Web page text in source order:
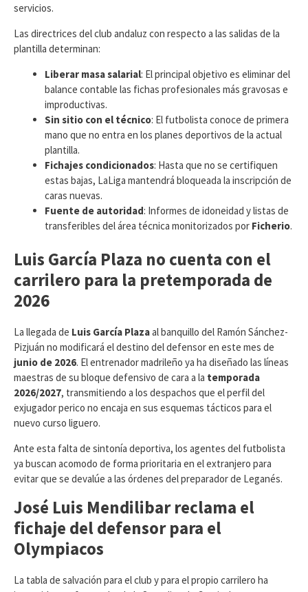
servicios.
​Las directrices del club andaluz con respecto a las salidas de la
plantilla determinan:
Liberar masa salarial: El principal objetivo es eliminar del
balance contable las fichas profesionales más gravosas e
improductivas.
Sin sitio con el técnico: El futbolista conoce de primera
mano que no entra en los planes deportivos de la actual
plantilla.
Fichajes condicionados: Hasta que no se certifiquen
estas bajas, LaLiga mantendrá bloqueada la inscripción de
caras nuevas.
Fuente de autoridad: Informes de idoneidad y listas de
transferibles del área técnica monitorizados por Ficherio.
Luis García Plaza no cuenta con el
carrilero para la pretemporada de
2026
​La llegada de Luis García Plazaal banquillo del Ramón Sánchez-
Pizjuán no modificará el destino del defensor en este mes de
junio de 2026. El entrenador madrileño ya ha diseñado las líneas
maestras de su bloque defensivo de cara a la temporada
2026/2027, transmitiendo a los despachos que el perfil del
exjugador perico no encaja en sus esquemas tácticos para el
nuevo curso liguero.
Ante esta falta de sintonía deportiva, los agentes del futbolista
ya buscan acomodo de forma prioritaria en el extranjero para
evitar que se devalúe a las órdenes del preparador de Leganés.
José Luis Mendilibar reclama el
fichaje del defensor para el
Olympiacos
​La tabla de salvación para el club y para el propio carrilero ha